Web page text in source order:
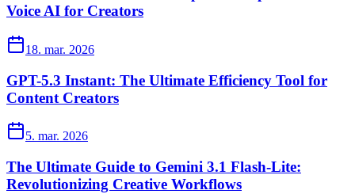
Voice AI for Creators
18. mar. 2026
GPT-5.3 Instant: The Ultimate Efficiency Tool for
Content Creators
5. mar. 2026
The Ultimate Guide to Gemini 3.1 Flash-Lite:
Revolutionizing Creative Workflows